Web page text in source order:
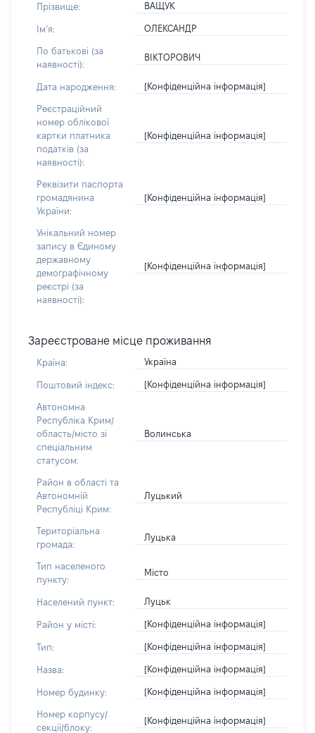
Прізвище: ВАЩУК
Імʼя: ОЛЕКСАНДР
По батькові (за
наявності):
ВІКТОРОВИЧ
Дата народження: [Конфіденційна інформація]
Реєстраційний
номер облікової
картки платника
податків (за
наявності):
[Конфіденційна інформація]
Реквізити паспорта
громадянина
України:
[Конфіденційна інформація]
Унікальний номер
запису в Єдиному
державному
демографічному
реєстрі (за
наявності):
[Конфіденційна інформація]
Зареєстроване місце проживання
Країна: Україна
Поштовий індекс: [Конфіденційна інформація]
Автономна
Республіка Крим/
область/місто зі
спеціальним
статусом:
Волинська
Район в області та
Автономній
Республіці Крим:
Луцький
Територіальна
громада:
Луцька
Тип населеного
пункту:
Місто
Населений пункт: Луцьк
Район у місті: [Конфіденційна інформація]
Тип: [Конфіденційна інформація]
Назва: [Конфіденційна інформація]
Номер будинку: [Конфіденційна інформація]
Номер корпусу/
секції/блоку:
[Конфіденційна інформація]